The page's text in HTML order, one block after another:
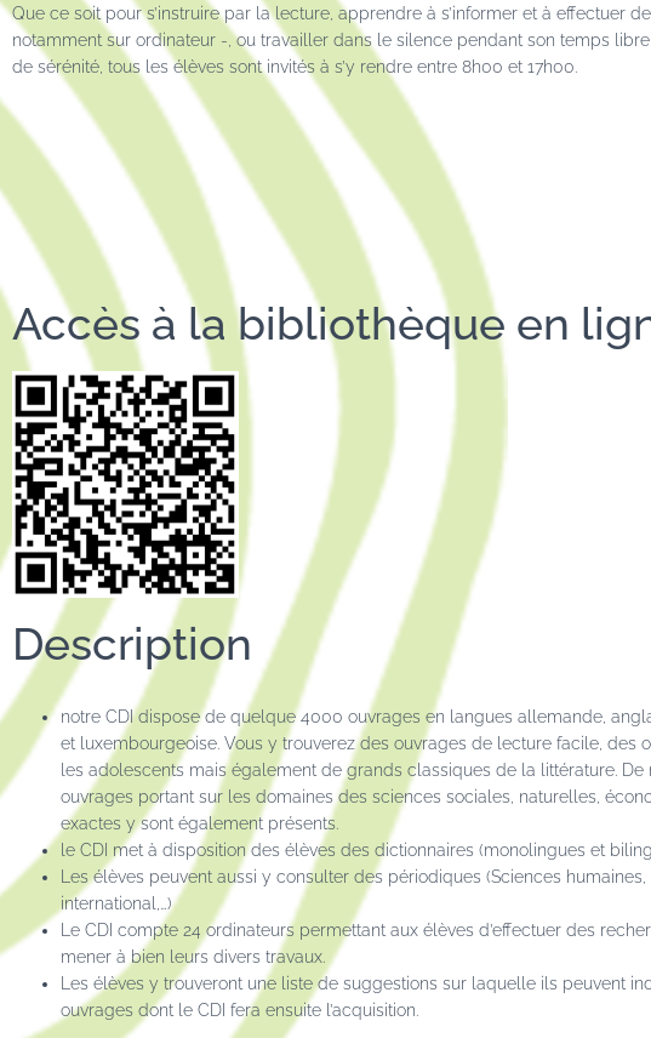
Que ce soit pour s’instruire par la lecture, apprendre à s’informer et à effectuer
notamment sur ordinateur -, ou travailler dans le silence pendant son temps
de sérénité, tous les élèves sont invités à s’y rendre entre 8h00 et 17h00.
Accès à la bibliothèque en
Description
notre CDI dispose de quelque 4000 ouvrages en langues allemande,
et luxembourgeoise. Vous y trouverez des ouvrages de lecture facile, des
les adolescents mais également de grands classiques de la littérature. De
ouvrages portant sur les domaines des sciences sociales, naturelles,
exactes y sont également présents.
le CDI met à disposition des élèves des dictionnaires (monolingues et
Les élèves peuvent aussi y consulter des périodiques (Sciences humaines,
international,…)
Le CDI compte 24 ordinateurs permettant aux élèves d’effectuer des
mener à bien leurs divers travaux.
Les élèves y trouveront une liste de suggestions sur laquelle ils peuvent
ouvrages dont le CDI fera ensuite l’acquisition.